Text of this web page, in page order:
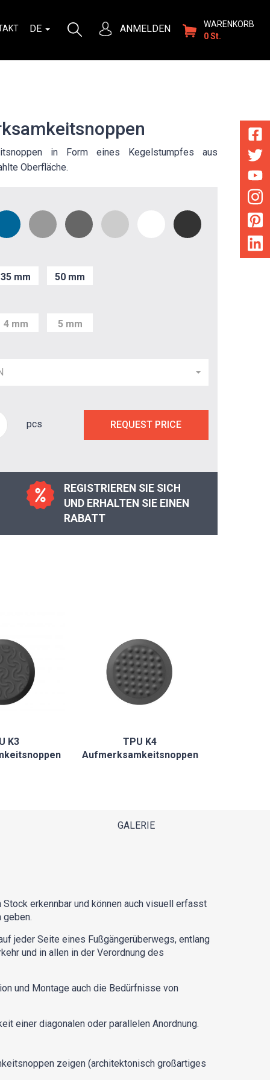
in Form eines Kegelstumpfes aus
Oberfläche.
35 mm 50 mm
4 mm 5 mm
pcs REQUEST PRICE
REGISTRIEREN SIE SICH
UND ERHALTEN SIE EINEN
RABATT
K3
TPU K4
Aufmerksamkeitsnoppen
GALERIE
erkennbar und können auch visuell erfasst
geben.
jeder Seite eines Fußgängerüberwegs, entlang
und in allen in der Verordnung des
und Montage auch die Bedürfnisse von
einer diagonalen oder parallelen Anordnung.
zeigen (architektonisch großartiges
DE ANMELDEN
WARENKORB
0 St.